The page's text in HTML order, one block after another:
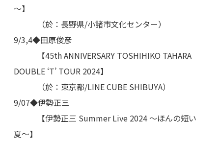
～】
（於：長野県/小諸市文化センター）
9/3,4◆田原俊彦
【45th ANNIVERSARY TOSHIHIKO TAHARA
DOUBLE ‘T’ TOUR 2024】
（於：東京都/LINE CUBE SHIBUYA）
9/07◆伊勢正三
【伊勢正三 Summer Live 2024 〜ほんの短い
夏〜】